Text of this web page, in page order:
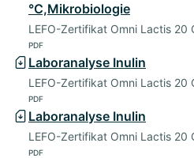
°C,Mikrobiologie
LEFO-Zertifikat Omni Lactis
PDF
Laboranalyse Inulin
LEFO-Zertifikat Omni Lactis
PDF
Laboranalyse Inulin
LEFO-Zertifikat Omni Lactis 20
PDF